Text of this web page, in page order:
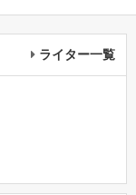
ライター一覧